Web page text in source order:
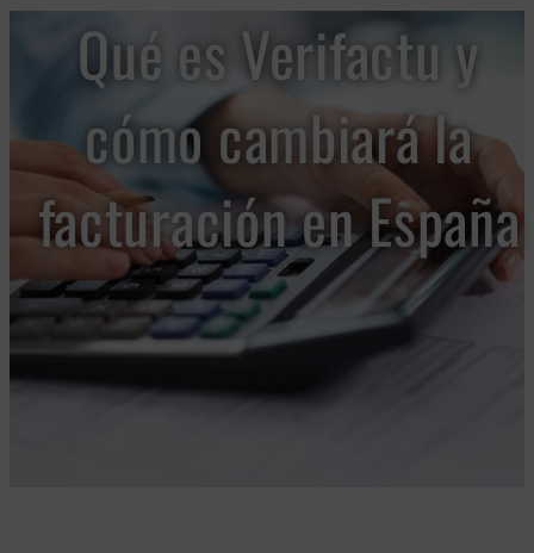
Qué es Verifactu y
cómo cambiará la
facturación en España